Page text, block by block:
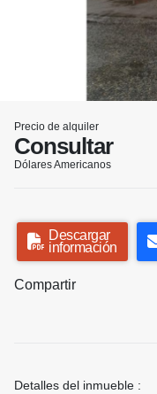
Precio de alquiler
Consultar
Dólares Americanos
Descargar
información
Compartir
Detalles del inmueble :